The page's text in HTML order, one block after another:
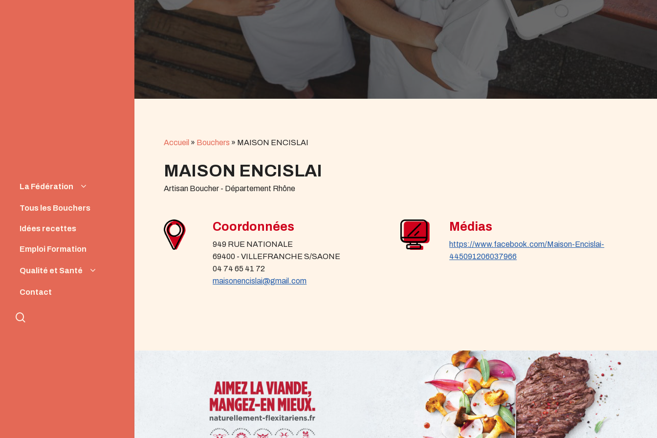
La Fédération
Instances
Tous les Bouchers
Idées recettes
Emploi Formation
Qualité et Santé
Origine et Qualité
Contact
Accueil » Bouchers » MAISON ENCISLAI
MAISON ENCISLAI
Artisan Boucher - Département Rhône
Coordonnées
949 RUE NATIONALE
69400 - VILLEFRANCHE S/SAONE
04 74 65 41 72
maisonencislai@gmail.com
Médias
https://www.facebook.com/Maison-Encislai-
445091206037966